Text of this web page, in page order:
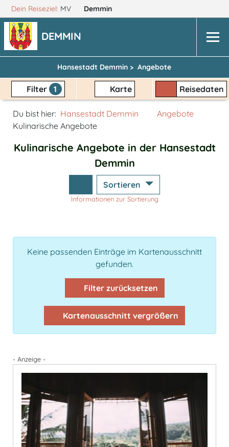
Dein Reiseziel: MV Demmin
DEMMIN
Hansestadt Demmin > Angebote
Filter 1 Karte Reisedaten
Du bist hier: Hansestadt Demmin
Angebote
Kulinarische Angebote
Kulinarische Angebote in der Hansestadt
Demmin
Sortieren
Informationen zur Sortierung
Keine passenden Einträge im Kartenausschnitt
gefunden.
Filter zurücksetzen
Kartenausschnitt vergrößern
- Anzeige -